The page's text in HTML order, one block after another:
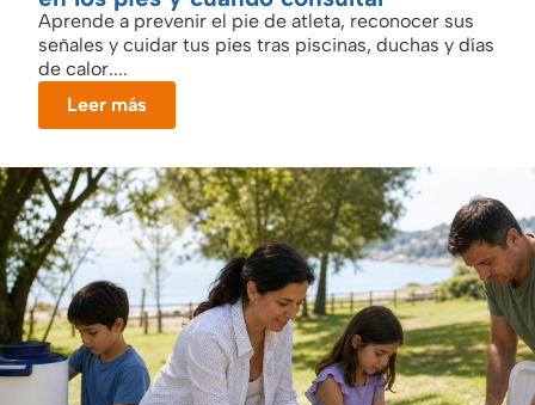
Aprende a prevenir el pie de atleta, reconocer sus
señales y cuidar tus pies tras piscinas, duchas y días
de calor....
Leer más